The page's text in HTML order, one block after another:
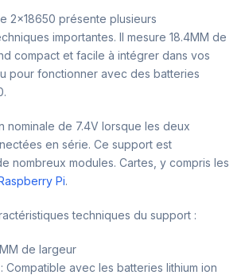
2×18650 présente plusieurs
importantes. Il mesure 18.4MM de
compact et facile à intégrer dans vos
pour fonctionner avec des batteries
nominale de 7.4V lorsque les deux
en série. Ce support est
nombreux modules. Cartes, y compris les
Pi.
techniques du support :
de largeur
: Compatible avec les batteries lithium ion